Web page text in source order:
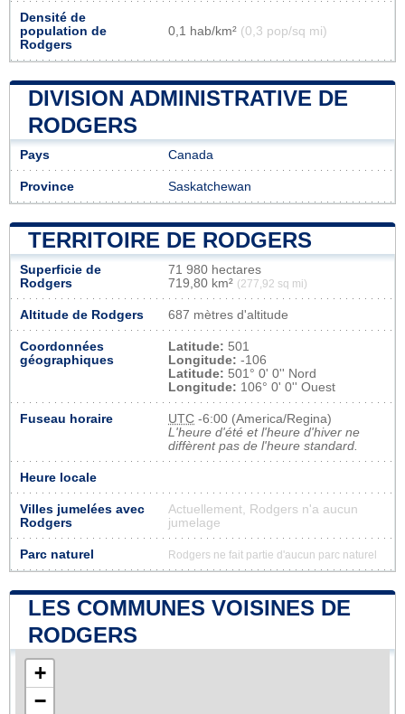
Densité de
population de
Rodgers
0,1 hab/km² (0,3 pop/sq mi)
DIVISION ADMINISTRATIVE DE
RODGERS
Pays Canada
Province Saskatchewan
TERRITOIRE DE RODGERS
Superficie de
Rodgers
71 980 hectares
719,80 km² (277,92 sq mi)
Altitude de Rodgers 687 mètres d'altitude
Coordonnées
géographiques
Latitude: 501
Longitude: -106
Latitude: 501° 0' 0'' Nord
Longitude: 106° 0' 0'' Ouest
Fuseau horaire UTC -6:00 (America/Regina)
L'heure d'été et l'heure d'hiver ne
diffèrent pas de l'heure standard.
Heure locale
Villes jumelées avec
Rodgers
Actuellement, Rodgers n'a aucun
jumelage
Parc naturel Rodgers ne fait partie d'aucun parc naturel
LES COMMUNES VOISINES DE
RODGERS
+
−